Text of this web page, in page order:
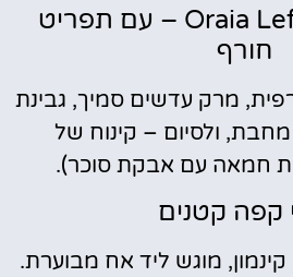
טאברנת Oraia Lefkara – עם תפריט
חורף
מרק עדשים סמיך, גבינת
מחבת, ולסיום – קינוח של
חמאה עם אבקת סוכר).
קפה קטנים
קינמון, מוגש ליד אח מבוערת.